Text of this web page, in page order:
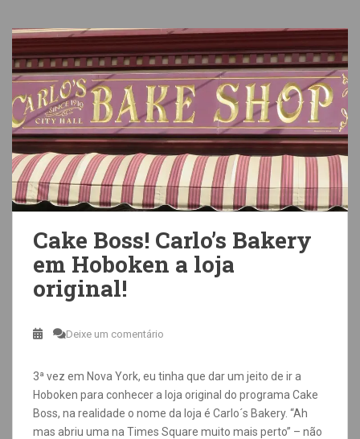
Cake Boss! Carlo’s Bakery
em Hoboken a loja
original!
Deixe um comentário
3ª vez em Nova York, eu tinha que dar um jeito de ir a
Hoboken para conhecer a loja original do programa Cake
Boss, na realidade o nome da loja é Carlo´s Bakery. “Ah
mas abriu uma na Times Square muito mais perto” – não